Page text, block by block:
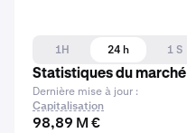
1H 24 h 1 S
Statistiques du marché
Dernière mise à jour :
Capitalisation
98,89 M €